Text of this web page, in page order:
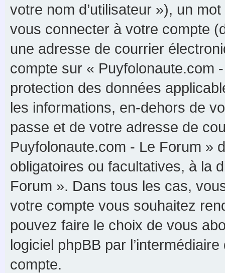
votre nom d’utilisateur »), un
vous connecter à votre compte
une adresse de courrier
compte sur « Puyfolonaute.com
protection des données
les informations, en-dehors de
passe et de votre adresse de
Puyfolonaute.com - Le Forum »
obligatoires ou facultatives, à la
Forum ». Dans tous les cas,
votre compte vous souhaitez
pouvez faire le choix de vous
logiciel phpBB par
compte.